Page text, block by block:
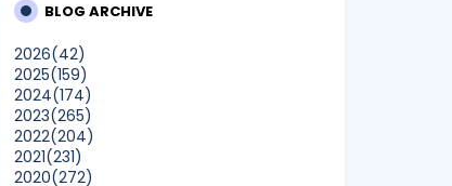
Odyssey: Kobo’s Reading Guide for Myth-
Seekers
dboystudio
What to Read After Watching The
Odyssey: Kobo’s Reading Guide for Myth-
Lovers, Movie Fans, and Epic Adventure
Seekers
BLOG ARCHIVE
2026(42)
2025(159)
2024(174)
2023(265)
2022(204)
2021(231)
2020(272)